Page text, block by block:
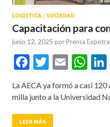
LOGÍSTICA / SOCIEDAD
Capacitación para
junio 12, 2025 por Prensa
Facebook
Twitter
Email
La AECA ya formó a casi
milla junto a la Universidad
LEER MÁS